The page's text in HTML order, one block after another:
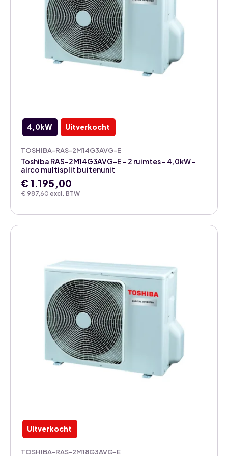
4,0kW Uitverkocht
TOSHIBA-RAS-2M14G3AVG-E
€ 987,60 excl. BTW
Toshiba RAS-2M14G3AVG-E – 2 ruimtes – 4,0kW –
airco multisplit buitenunit
€ 1.195,00
Uitverkocht
TOSHIBA-RAS-2M18G3AVG-E